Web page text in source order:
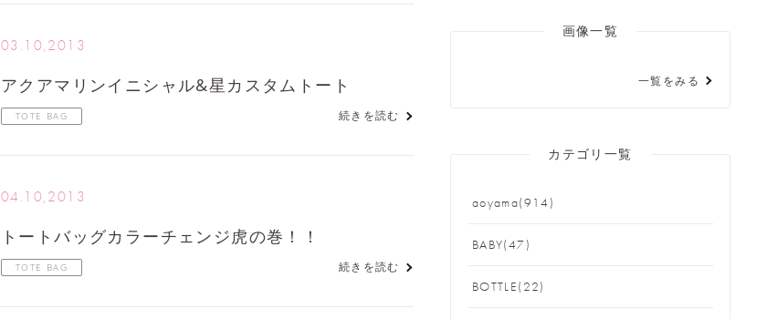
03.10,2013
アクアマリンイニシャル&星カスタムトート
TOTE BAG 続きを読む
04.10,2013
トートバッグカラーチェンジ虎の巻！！
TOTE BAG 続きを読む
画像一覧
一覧をみる
カテゴリ一覧
aoyama(914)
BABY(47)
BOTTLE(22)